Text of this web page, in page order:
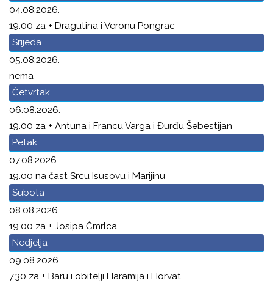
04.08.2026.
19.00 za + Dragutina i Veronu Pongrac
Srijeda
05.08.2026.
nema
Četvrtak
06.08.2026.
19.00 za + Antuna i Francu Varga i Đurđu Šebestijan
Petak
07.08.2026.
19.00 na čast Srcu Isusovu i Marijinu
Subota
08.08.2026.
19.00 za + Josipa Čmrlca
Nedjelja
09.08.2026.
7.30 za + Baru i obitelji Haramija i Horvat